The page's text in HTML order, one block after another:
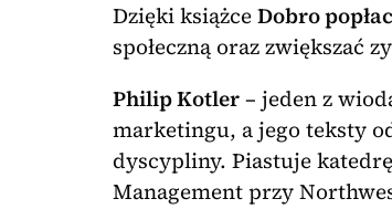
Dzięki książceDobro
społeczną oraz zwiększać
Philip Kotler– jeden z
marketingu, a jego teksty
dyscypliny. Piastuje
Management przy